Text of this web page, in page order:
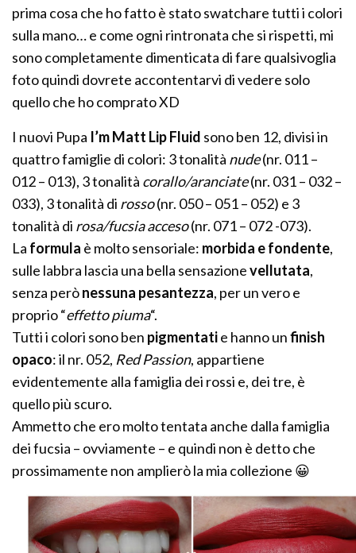
prima cosa che ho fatto è stato swatchare tutti i colori
sulla mano… e come ogni rintronata che si rispetti, mi
sono completamente dimenticata di fare qualsivoglia
foto quindi dovrete accontentarvi di vedere solo
quello che ho comprato XD
I nuovi Pupa I’m Matt Lip Fluid sono ben 12, divisi in
quattro famiglie di colori: 3 tonalità nude(nr. 011 –
012 – 013), 3 tonalità corallo/aranciate(nr. 031 – 032 –
033), 3 tonalità di rosso(nr. 050 – 051 – 052) e 3
tonalità di rosa/fucsia acceso(nr. 071 – 072 -073).
La formula è molto sensoriale: morbida e fondente,
sulle labbra lascia una bella sensazionevellutata,
senza perònessuna pesantezza, per un vero e
proprio “effetto piuma“.
Tutti i colori sono ben pigmentatie hanno unfinish
opaco: il nr. 052, Red Passion, appartiene
evidentemente alla famiglia dei rossi e, dei tre, è
quello più scuro.
Ammetto che ero molto tentata anche dalla famiglia
dei fucsia – ovviamente – e quindi non è detto che
prossimamente non amplierò la mia collezione 😀